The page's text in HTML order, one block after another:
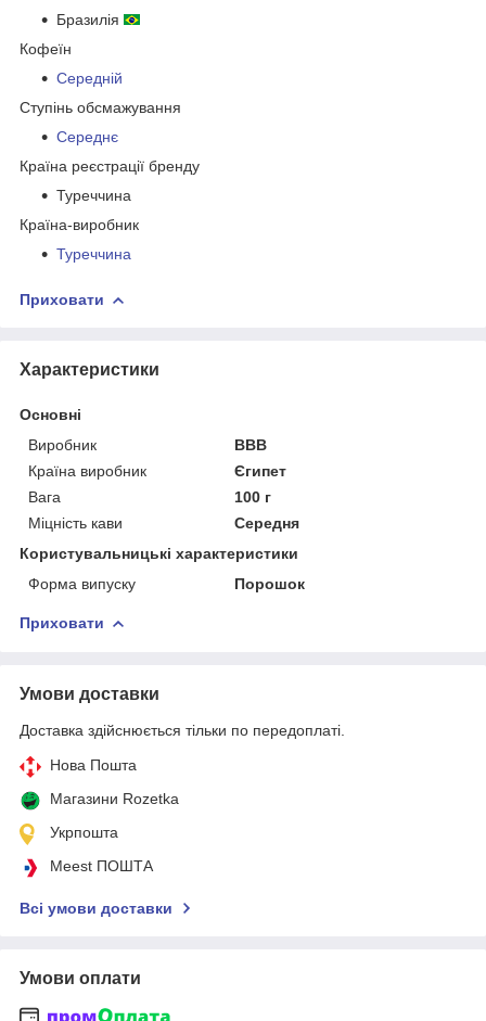
Бразилія
Кофеїн
Середній
Ступінь обсмажування
Середнє
Країна реєстрації бренду
Туреччина
Країна-виробник
Туреччина
Приховати
Характеристики
Основні
Виробник
ВВВ
Країна виробник
Єгипет
Вага
100 г
Міцність кави
Середня
Користувальницькі характеристики
Форма випуску
Порошок
Приховати
Умови доставки
Доставка здійснюється тільки по передоплаті.
Нова Пошта
Магазини Rozetka
Укрпошта
Meest ПОШТА
Всі умови доставки
Умови оплати